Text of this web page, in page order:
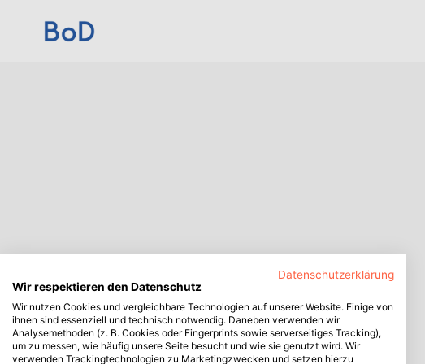
Datenschutzerklärung
Wir respektieren den Datenschutz
Wir nutzen Cookies und vergleichbare Technologien auf unserer Website. Einige von
ihnen sind essenziell und technisch notwendig. Daneben verwenden wir
Analysemethoden (z. B. Cookies oder Fingerprints sowie serverseitiges Tracking),
um zu messen, wie häufig unsere Seite besucht und wie sie genutzt wird. Wir
verwenden Trackingtechnologien zu Marketingzwecken und setzen hierzu